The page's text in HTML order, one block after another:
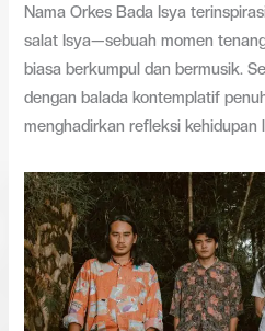
Nama Orkes Bada Isya
salat Isya—sebuah momen
biasa berkumpul dan bermusik.
dengan balada kontemplatif
menghadirkan refleksi kehidupan